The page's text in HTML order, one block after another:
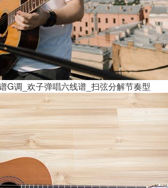
G调_欢子弹唱六线谱_扫弦分解节奏型